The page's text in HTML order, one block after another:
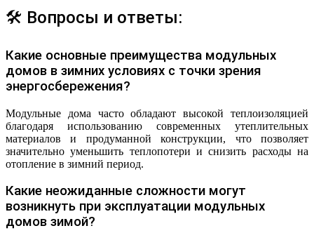
🛠 Вопросы и ответы:
Какие основные преимущества модульных
домов в зимних условиях с точки зрения
энергосбережения?
Модульные дома часто обладают высокой теплоизоляцией
благодаря использованию современных утеплительных
материалов и продуманной конструкции, что позволяет
значительно уменьшить теплопотери и снизить расходы на
отопление в зимний период.
Какие неожиданные сложности могут
возникнуть при эксплуатации модульных
домов зимой?